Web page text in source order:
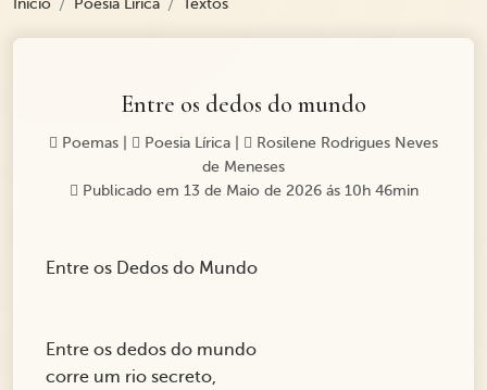
Início Poesia Lírica Textos
Entre os dedos do mundo
Poemas Poesia Lírica
Rosilene Rodrigues Neves
de Meneses
Publicado em 13 de Maio de 2026 ás 10h 46min
Entre os Dedos do Mundo
Entre os dedos do mundo
corre um rio secreto,